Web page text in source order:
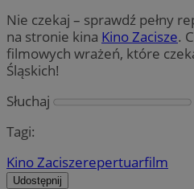
Nie czekaj – sprawdź pełny
na stronie kina Kino Zacisze.
filmowych wrażeń, które
Śląskich!
Słuchaj
Tagi:
Kino Zaciszerepertuarfilm
Udostępnij